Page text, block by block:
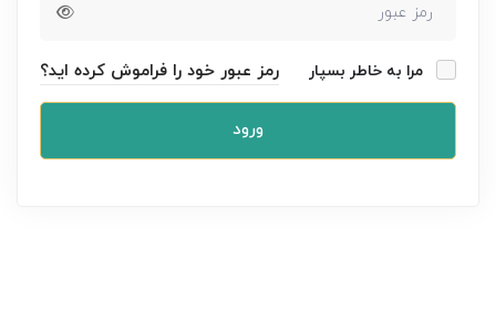
مرا به خاطر بسپار رمز عبور خود را فراموش کرده اید؟
ورود